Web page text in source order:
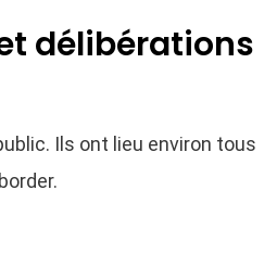
délibérations
Ils ont lieu environ tous